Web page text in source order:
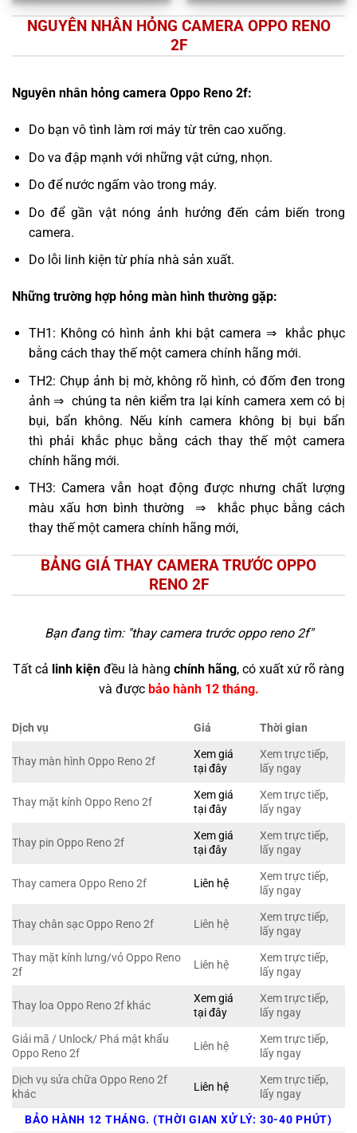
NGUYÊN NHÂN HỎNG CAMERA OPPO RENO
2F
Nguyên nhân hỏng camera Oppo Reno 2f:
Do bạn vô tình làm rơi máy từ trên cao xuống.
Do va đập mạnh với những vật cứng, nhọn.
Do để nước ngấm vào trong máy.
Do để gần vật nóng ảnh hưởng đến cảm biến trong
camera.
Do lỗi linh kiện từ phía nhà sản xuất.
Những trường hợp hỏng màn hình thường gặp:
TH1: Không có hình ảnh khi bật camera ⇒ khắc phục
bằng cách thay thế một camera chính hãng mới.
TH2: Chụp ảnh bị mờ, không rõ hình, có đốm đen trong
ảnh ⇒ chúng ta nên kiểm tra lại kính camera xem có bị
bụi, bẩn không. Nếu kính camera không bị bụi bẩn
thì phải khắc phục bằng cách thay thế một camera
chính hãng mới.
TH3: Camera vẫn hoạt động được nhưng chất lượng
màu xấu hơn bình thường ⇒ khắc phục bằng cách
thay thế một camera chính hãng mới,
BẢNG GIÁ THAY CAMERA TRƯỚC OPPO
RENO 2F
Bạn đang tìm: "thay camera trước oppo reno 2f"
Tất cả linh kiện đều là hàng chính hãng, có xuất xứ rõ ràng
và được bảo hành 12 tháng.
Dịch vụ Giá Thời gian
Thay màn hình Oppo Reno 2f
Xem giá
tại đây
Xem trực tiếp,
lấy ngay
Thay mặt kính Oppo Reno 2f
Xem giá
tại đây
Xem trực tiếp,
lấy ngay
Thay pin Oppo Reno 2f
Xem giá
tại đây
Xem trực tiếp,
lấy ngay
Thay camera Oppo Reno 2f Liên hệ
Xem trực tiếp,
lấy ngay
Thay chân sạc Oppo Reno 2f Liên hệ
Xem trực tiếp,
lấy ngay
Thay mặt kính lưng/vỏ Oppo Reno
2f
Liên hệ
Xem trực tiếp,
lấy ngay
Thay loa Oppo Reno 2f khác
Xem giá
tại đây
Xem trực tiếp,
lấy ngay
Giải mã / Unlock/ Phá mật khẩu
Oppo Reno 2f
Liên hệ
Xem trực tiếp,
lấy ngay
Dịch vụ sửa chữa Oppo Reno 2f
khác
Liên hệ
Xem trực tiếp,
lấy ngay
BẢO HÀNH 12 THÁNG. (THỜI GIAN XỬ LÝ: 30-40 PHÚT)